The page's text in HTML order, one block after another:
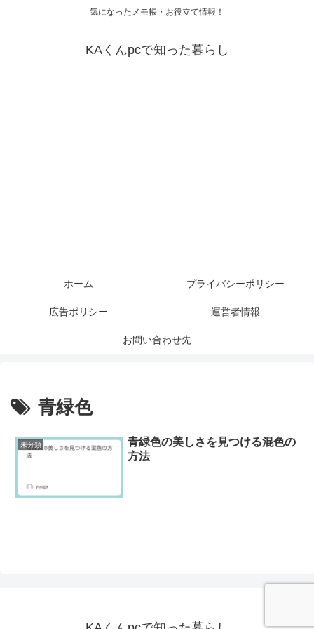
気になったメモ帳・お役立て情報！
KAくんpcで知った暮らし
ホーム プライバシーポリシー
広告ポリシー 運営者情報
お問い合わせ先
青緑色
未分類
青緑色の美しさを見つける混色の
方法